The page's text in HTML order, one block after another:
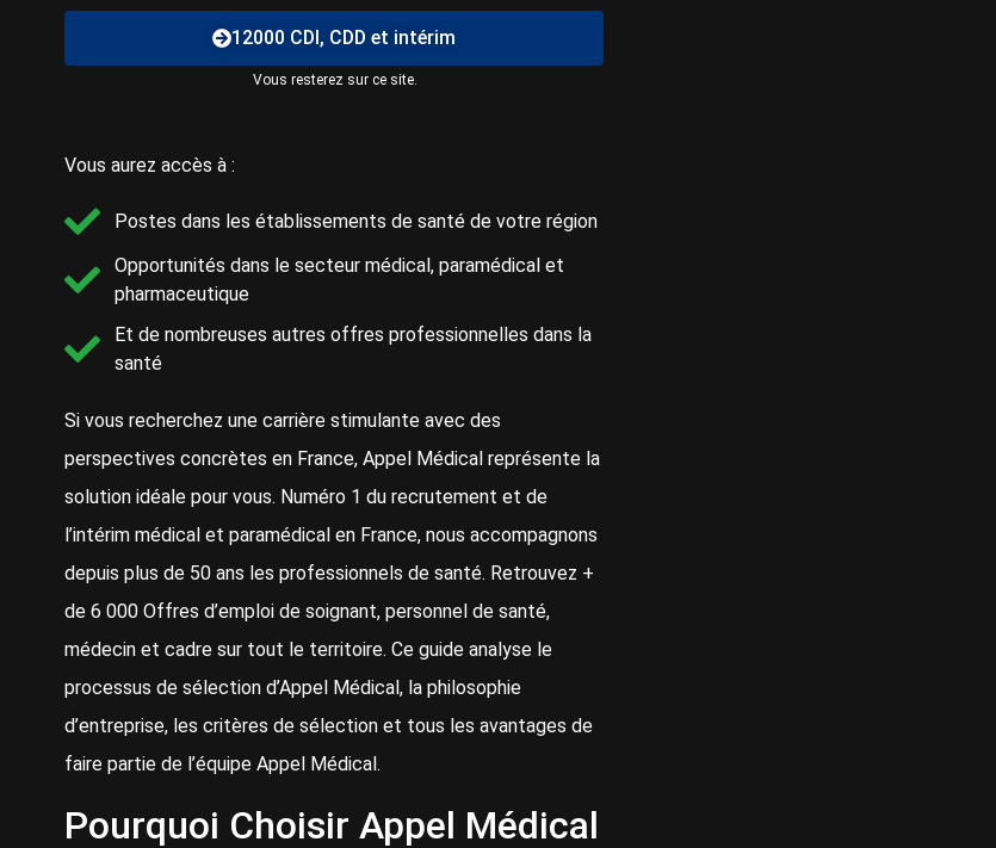
12000 CDI, CDD et intérim
Vous resterez sur ce site.
Vous aurez accès à :
Postes dans les établissements de santé de votre région
Opportunités dans le secteur médical, paramédical et
pharmaceutique
Et de nombreuses autres offres professionnelles dans la
santé
Si vous recherchez une carrière stimulante avec des
perspectives concrètes en France, Appel Médical représente la
solution idéale pour vous. Numéro 1 du recrutement et de
l’intérim médical et paramédical en France, nous accompagnons
depuis plus de 50 ans les professionnels de santé. Retrouvez +
de 6 000 Offres d’emploi de soignant, personnel de santé,
médecin et cadre sur tout le territoire. Ce guide analyse le
processus de sélection d’Appel Médical, la philosophie
d’entreprise, les critères de sélection et tous les avantages de
faire partie de l’équipe Appel Médical.
Pourquoi Choisir Appel Médical